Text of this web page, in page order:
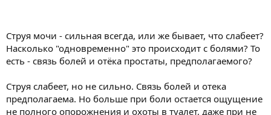
Струя мочи - сильная всегда, или же бывает, что слабеет?
Насколько "одновременно" это происходит с болями? То
есть - связь болей и отёка простаты, предполагаемого?
Струя слабеет, но не сильно. Связь болей и отека
предполагаема. Но больше при боли остается ощущение
не полного опорожнения и охоты в туалет, даже при не